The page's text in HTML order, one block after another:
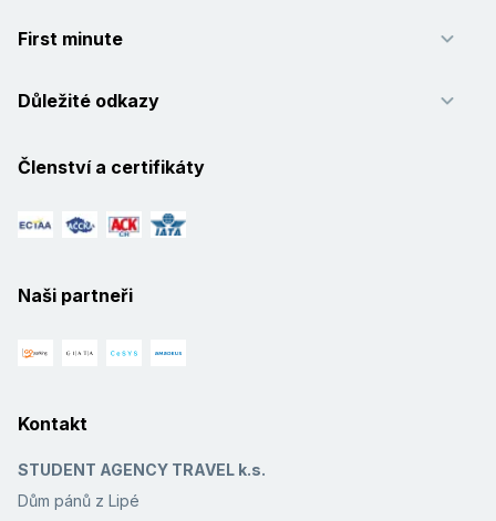
First minute
Důležité odkazy
Členství a certifikáty
Naši partneři
Kontakt
STUDENT AGENCY TRAVEL k.s.
Dům pánů z Lipé